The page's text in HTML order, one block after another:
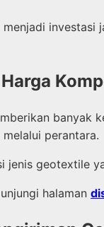
banyak
perantara.
geotextile
halaman